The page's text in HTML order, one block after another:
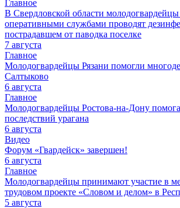
Главное
В Свердловской области молодогвардейцы
оперативными службами проводят
пострадавшем от паводка поселке
7 августа
Главное
Молодогвардейцы Рязани помогли
Салтыково
6 августа
Главное
Молодогвардейцы Ростова-на-Дону
последствий урагана
6 августа
Видео
Форум «Гвардейск» завершен!
6 августа
Главное
Молодогвардейцы принимают участие в
трудовом проекте «Словом и делом» в
5 августа